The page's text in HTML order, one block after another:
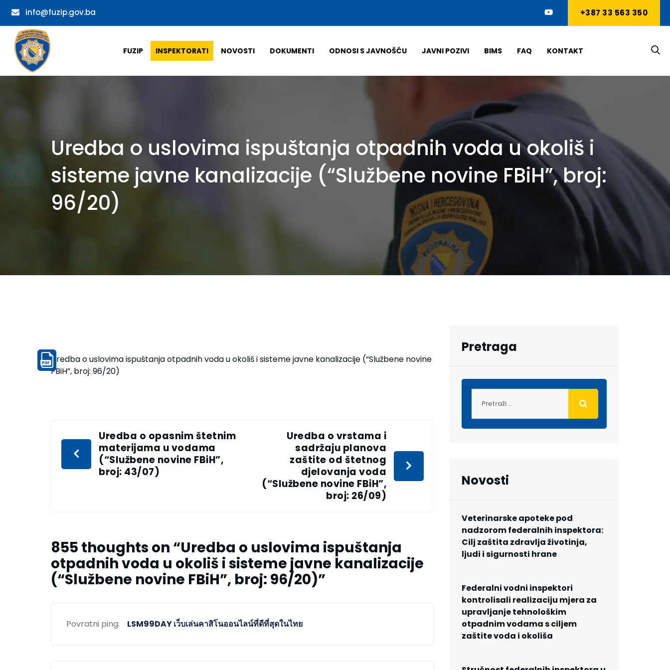
info@fuzip.gov.ba +387 33 563 350
FUZIP INSPEKTORATI NOVOSTI DOKUMENTI ODNOSI S JAVNOŠĆU JAVNI POZIVI BIMS FAQ KONTAKT
Uredba o uslovima ispuštanja otpadnih voda u okoliš i
sisteme javne kanalizacije (“Službene novine FBiH”, broj:
96/20)
Uredba o uslovima ispuštanja otpadnih voda u okoliš i sisteme javne kanalizacije (“Službene novine
FBiH”, broj: 96/20)
Uredba o opasnim štetnim
materijama u vodama
(“Službene novine FBiH”,
broj: 43/07)
Uredba o vrstama i
sadržaju planova
zaštite od štetnog
djelovanja voda
(“Službene novine FBiH”,
broj: 26/09)
855 thoughts on “Uredba o uslovima ispuštanja
otpadnih voda u okoliš i sisteme javne kanalizacije
(“Službene novine FBiH”, broj: 96/20)”
Povratni ping: LSM99DAY เว็บเล่นคาสิโนออนไลน์ที่ดีที่สุดในไทย
Pretraga
Novosti
Veterinarske apoteke pod
nadzorom federalnih inspektora:
Cilj zaštita zdravlja životinja,
ljudi i sigurnosti hrane
Federalni vodni inspektori
kontrolisali realizaciju mjera za
upravljanje tehnološkim
otpadnim vodama s ciljem
zaštite voda i okoliša